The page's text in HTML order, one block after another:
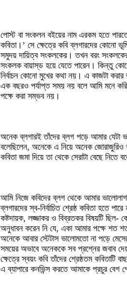
পোস্ট বা সংকলন বইয়ের নাম এরকম হতে
কবিতা।’ সে ক্ষেত্রে কবি ব্লগারদের কোনো
সমুদয় দায়িত্ব সংকলকের। তখন বরং
সংকলক বায়াস্‌ড হয়ে যেতে পারেন। কিন্তু
নির্বাচন কোনো মুখের কথা নয়। এ কাজটা
এক বছরও পর্যাপ্ত সময় নয় বলে আমি মনে
পক্ষে করা সম্ভব নয়।
অনেক ব্লগারই তাঁদের ব্লগ পড়ে আমার যেটা
বলেছিলেন, অনেকে এ নিয়ে অনেক
কবিতা জমা দিয়ে তা থেকে সেরাটা বেছে নিতে
আমি নিজে কবিদের ব্লগ থেকে আমার
ব্লগারদের স্ব-নির্বাচিত শ্রেষ্ঠ কবিতা হতে
কষ্টদায়ক, লজ্জাকর ও বিব্রতকর বিষয়টি ছিল-
অনুধাবন করেন নি যে, একা আমার পক্ষে শত
অনেকে আবার স্টেটাস ভালোমতো না পড়ে
সময়ের অভাবে অনেককে সব প্রশ্নের জবাব
ক্ষেত্রে স্বয়ং কবি তাঁদের শ্রেষ্ঠতম কবিতাটি
এ ব্যাপারে কনভিন্স করতে আমাকে প্রচুর বেগ